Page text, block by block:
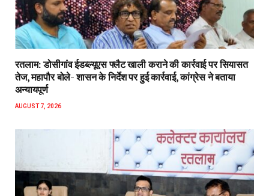
रतलाम: डोसीगांव ईडब्ल्यूएस फ्लैट खाली कराने की कार्रवाई पर सियासत
तेज, महापौर बोले- शासन के निर्देश पर हुई कार्रवाई, कांग्रेस ने बताया
अन्यायपूर्ण
AUGUST 7, 2026